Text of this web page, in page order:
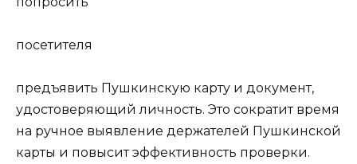
посетителя
предъявить Пушкинскую карту и документ,
удостоверяющий личность. Это сократит время
на ручное выявление держателей Пушкинской
карты и повысит эффективность проверки.